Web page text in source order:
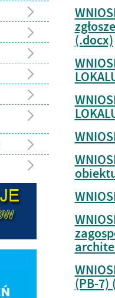
(.docx)
(PB-7)